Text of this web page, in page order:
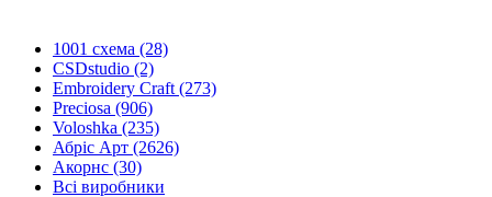
1001 схема (28)
CSDstudio (2)
Embroidery Craft (273)
Preciosa (906)
Voloshka (235)
Абріс Арт (2626)
Акорнс (30)
Всі виробники